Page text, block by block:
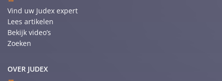
Vind uw Judex expert
Lees artikelen
Bekijk video’s
Zoeken
OVER JUDEX